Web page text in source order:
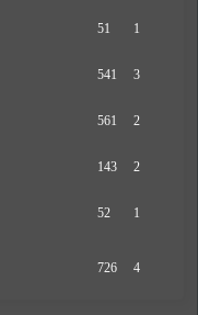
51 1
541 3
561 2
143 2
52 1
726 4